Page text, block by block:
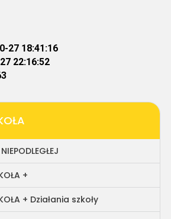
27 18:41:16
22:16:52
+
+ Działania szkoły